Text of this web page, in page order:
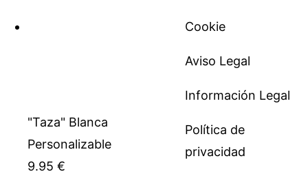
"Taza" Blanca
Personalizable
9.95 €
Cookie
Aviso Legal
Información Legal
Política de
privacidad